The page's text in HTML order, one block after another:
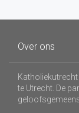
Over ons
te Utrecht. De